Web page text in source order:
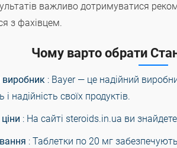
важливо дотримуватися
з фахівцем.
Чому варто обрати
виробник : Bayer — це надійний
і надійність своїх продуктів.
: На сайті steroids.in.ua ви
: Таблетки по 20 мг